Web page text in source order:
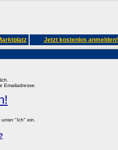
Jetzt kostenlos anmelden!
Emailadresse.
"Ich" ein.